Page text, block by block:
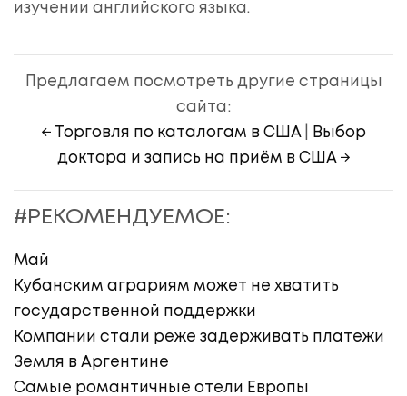
изучении английского языка.
Предлагаем посмотреть другие страницы
сайта:
← Торговля по каталогам в США
Выбор
доктора и запись на приём в США →
#РЕКОМЕНДУЕМОЕ:
Май
Кубанским аграриям может не хватить
государственной поддержки
Компании стали реже задерживать платежи
Земля в Аргентине
Самые романтичные отели Европы